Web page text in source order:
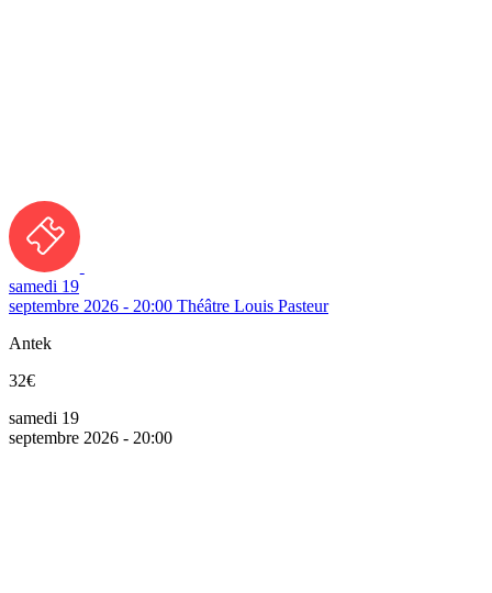
samedi 19
septembre 2026 - 20:00 Théâtre Louis Pasteur
Antek
32€
samedi 19
septembre 2026 - 20:00